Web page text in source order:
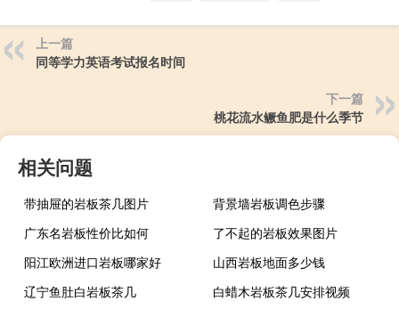
上一篇
同等学力英语考试报名时间
下一篇
桃花流水鳜鱼肥是什么季节
相关问题
带抽屉的岩板茶几图片
背景墙岩板调色步骤
广东名岩板性价比如何
了不起的岩板效果图片
阳江欧洲进口岩板哪家好
山西岩板地面多少钱
辽宁鱼肚白岩板茶几
白蜡木岩板茶几安排视频